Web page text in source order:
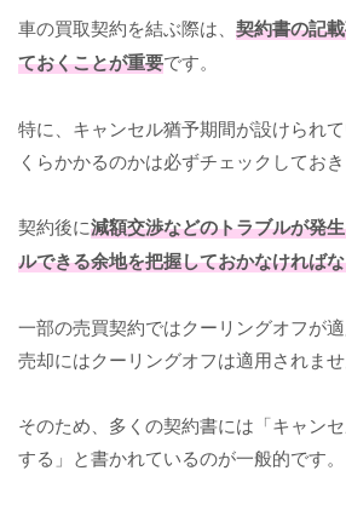
車の買取契約を結ぶ際は、 契約書の記
ておくことが重要です。
特に、キャンセル猶予期間が設けられ
くらかかるのかは必ずチェックしておき
契約後に減額交渉などのトラブルが発
ルできる余地を把握しておかなければ
一部の売買契約ではクーリングオフが
売却にはクーリングオフは適用されませ
そのため、多くの契約書には「キャン
する」と書かれているのが一般的です。